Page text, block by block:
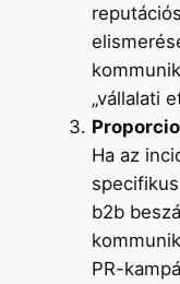
„vállalati
Ha az
b2b
PR-